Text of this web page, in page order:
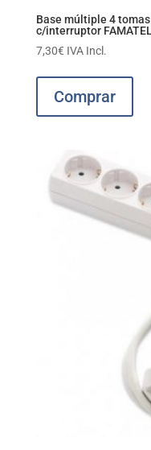
Base múltiple 4
c/interruptor FAMATEL
7,30€ IVA Incl.
Comprar